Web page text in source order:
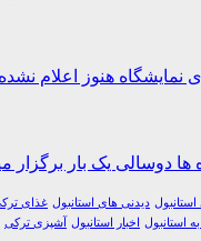
نمایشگاه هنوز اعلام
دوسالی یک بار برگزار
دیدنی های استانبول غذای
استانبول اخبار استانبول آشپزی ترکی